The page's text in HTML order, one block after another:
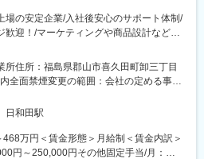
上司や先輩との距離が近く相談しやすい
た職場
質問できる教育体制
する文化
の安定企業/入社後安心のサポート体制/
歓迎！/マーケティングや商品設計などの
域の様々なところで利用される業務用食
案等を通じて、お客様へ提案していただ
案
所住所：福島県郡山市喜久田町卸三丁目
全面禁煙変更の範囲：会社の定める事業
日和田駅
万円＜賃金形態＞月給制＜賃金内訳＞
円～250,000円その他固定手当/月：